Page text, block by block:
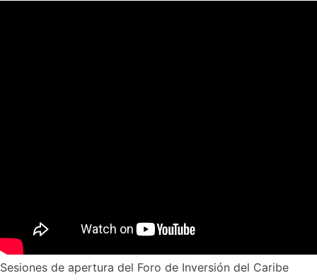
Sesiones de apertura del Foro de Inversión del Caribe